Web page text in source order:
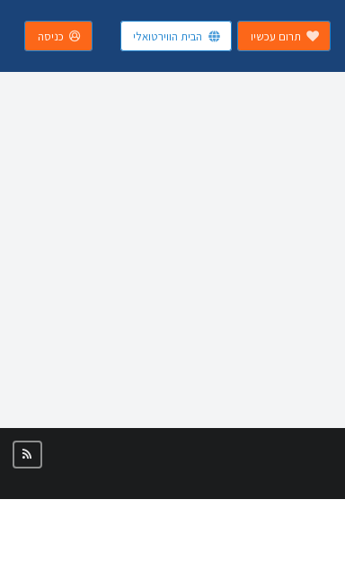
תרום עכשיו הבית הווירטואלי כניסה